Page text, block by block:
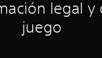
legal y
juego